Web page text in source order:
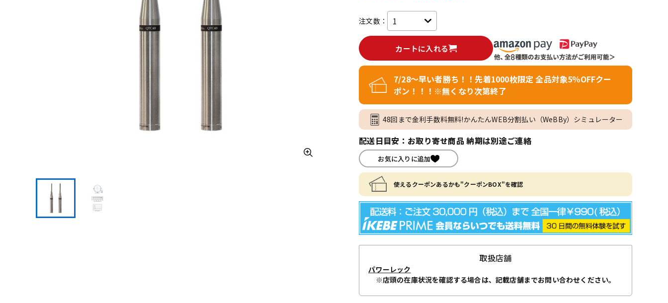
注文数：
カートに入れる
7/28～早い者勝ち！！先着1000枚限定 全品対象5％OFFクー
ポン！！！※無くなり次第終了
48回まで金利手数料無料!かんたんWEB分割払い（WeBBy）シミュレーター
配送日目安：お取り寄せ商品 納期は別途ご連絡
お気に入りに追加
使えるクーポンあるかも"クーポンBOX"を確認
取扱店舗
パワーレック
※店頭の在庫状況を確認する場合は、記載店舗までお問い合わせください。